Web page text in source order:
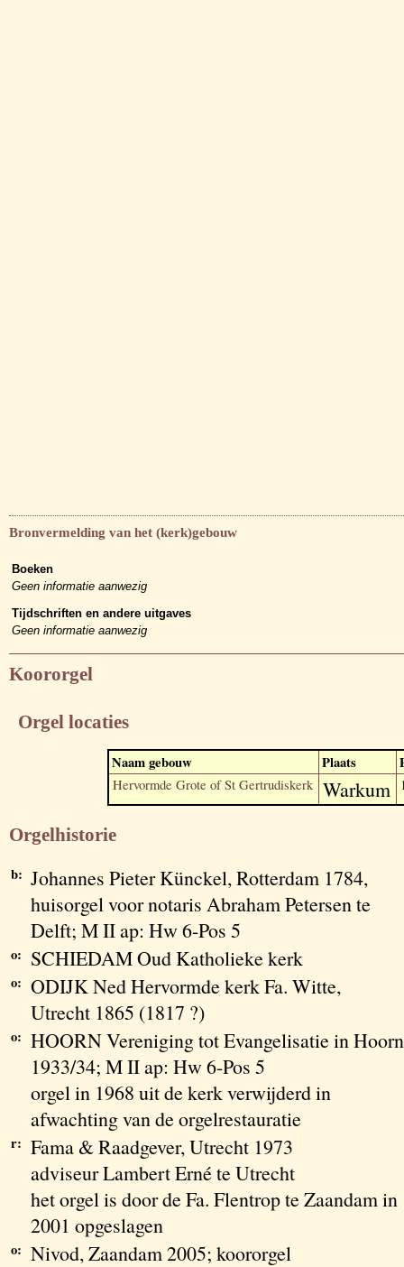
Bronvermelding van het (kerk)gebouw
Boeken
Geen informatie aanwezig
Tijdschriften en andere uitgaves
Geen informatie aanwezig
Koororgel
Orgel locaties
Naam gebouw Plaats
Hervormde Grote of St Gertrudiskerk Warkum
Orgelhistorie
b: Johannes Pieter Künckel, Rotterdam 1784,
huisorgel voor notaris Abraham Petersen te
Delft; M II ap: Hw 6-Pos 5
o: SCHIEDAM Oud Katholieke kerk
o: ODIJK Ned Hervormde kerk Fa. Witte,
Utrecht 1865 (1817 ?)
o: HOORN Vereniging tot Evangelisatie in Hoorn
1933/34; M II ap: Hw 6-Pos 5
orgel in 1968 uit de kerk verwijderd in
afwachting van de orgelrestauratie
r: Fama & Raadgever, Utrecht 1973
adviseur Lambert Erné te Utrecht
het orgel is door de Fa. Flentrop te Zaandam in
2001 opgeslagen
o: Nivod, Zaandam 2005; koororgel